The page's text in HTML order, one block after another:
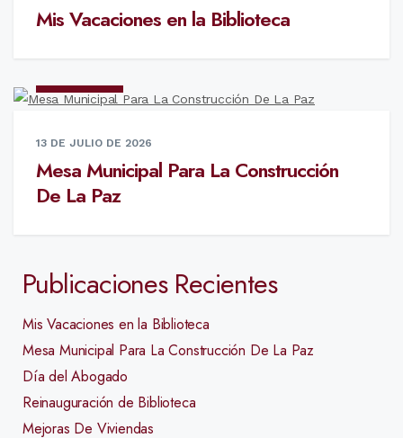
Mis Vacaciones en la Biblioteca
13 DE JULIO DE 2026
Mesa Municipal Para La Construcción
De La Paz
Publicaciones Recientes
Mis Vacaciones en la Biblioteca
Mesa Municipal Para La Construcción De La Paz
Día del Abogado
Reinauguración de Biblioteca
Mejoras De Viviendas